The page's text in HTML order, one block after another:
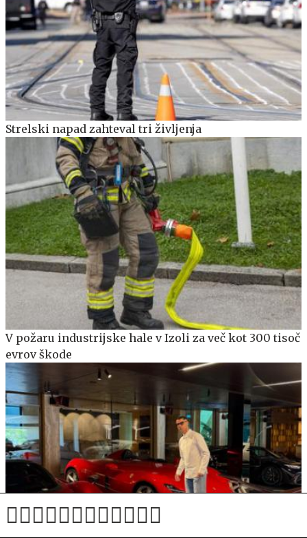
Strelski napad zahteval tri življenja
V požaru industrijske hale v Izoli za več kot 300 tisoč
evrov škode